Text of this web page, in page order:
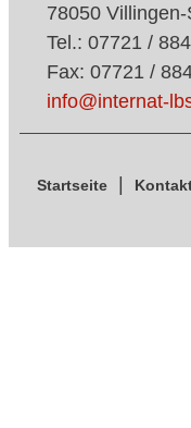
78050
Tel.: 07721 /
Fax: 07721 /
info@internat-
Startseite